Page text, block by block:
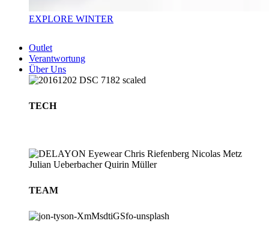
EXPLORE WINTER
Outlet
Verantwortung
Über Uns
TECH
TEAM